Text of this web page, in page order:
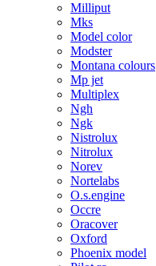
Milliput
Mks
Model color
Modster
Montana colours
Mp jet
Multiplex
Ngh
Ngk
Nistrolux
Nitrolux
Norev
Nortelabs
O.s.engine
Occre
Oracover
Oxford
Phoenix model